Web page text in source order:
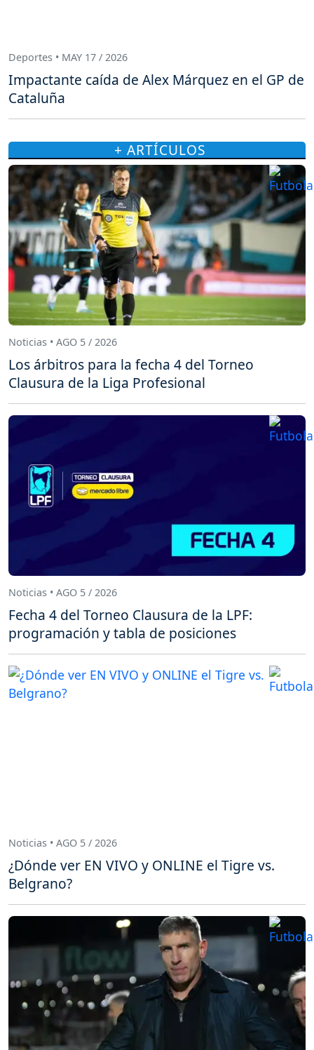
Deportes • MAY 17 / 2026
Impactante caída de Alex Márquez en el GP de
Cataluña
+ ARTÍCULOS
Noticias • AGO 5 / 2026
Los árbitros para la fecha 4 del Torneo
Clausura de la Liga Profesional
Noticias • AGO 5 / 2026
Fecha 4 del Torneo Clausura de la LPF:
programación y tabla de posiciones
Noticias • AGO 5 / 2026
¿Dónde ver EN VIVO y ONLINE el Tigre vs.
Belgrano?